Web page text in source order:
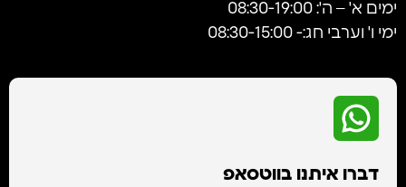
ימים א' – ה': 08:30-19:00
ימי ו' וערבי חג:- 08:30-15:00
דברו איתנו בווטסאפ